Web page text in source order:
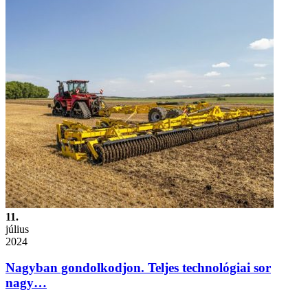
11.
július
2024
Nagyban gondolkodjon. Teljes technológiai sor
nagy…